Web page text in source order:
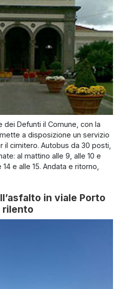
dei Defunti il Comune, con la
a disposizione un servizio
cimitero. Autobus da 30 posti,
al mattino alle 9, alle 10 e
e alle 15. Andata e ritorno,
in viale Porto
rilento